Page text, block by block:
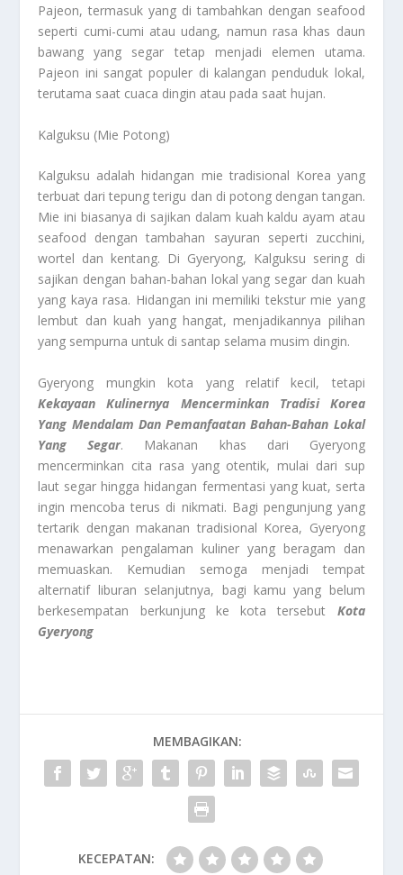
Pajeon, termasuk yang di tambahkan dengan seafood
seperti cumi-cumi atau udang, namun rasa khas daun
bawang yang segar tetap menjadi elemen utama.
Pajeon ini sangat populer di kalangan penduduk lokal,
terutama saat cuaca dingin atau pada saat hujan.
Kalguksu (Mie Potong)
Kalguksu adalah hidangan mie tradisional Korea yang
terbuat dari tepung terigu dan di potong dengan tangan.
Mie ini biasanya di sajikan dalam kuah kaldu ayam atau
seafood dengan tambahan sayuran seperti zucchini,
wortel dan kentang. Di Gyeryong, Kalguksu sering di
sajikan dengan bahan-bahan lokal yang segar dan kuah
yang kaya rasa. Hidangan ini memiliki tekstur mie yang
lembut dan kuah yang hangat, menjadikannya pilihan
yang sempurna untuk di santap selama musim dingin.
Gyeryong mungkin kota yang relatif kecil, tetapi
Kekayaan Kulinernya Mencerminkan Tradisi Korea
Yang Mendalam Dan Pemanfaatan Bahan-Bahan Lokal
Yang Segar. Makanan khas dari Gyeryong
mencerminkan cita rasa yang otentik, mulai dari sup
laut segar hingga hidangan fermentasi yang kuat, serta
ingin mencoba terus di nikmati. Bagi pengunjung yang
tertarik dengan makanan tradisional Korea, Gyeryong
menawarkan pengalaman kuliner yang beragam dan
memuaskan. Kemudian semoga menjadi tempat
alternatif liburan selanjutnya, bagi kamu yang belum
berkesempatan berkunjung ke kota tersebut Kota
Gyeryong
MEMBAGIKAN:
KECEPATAN: